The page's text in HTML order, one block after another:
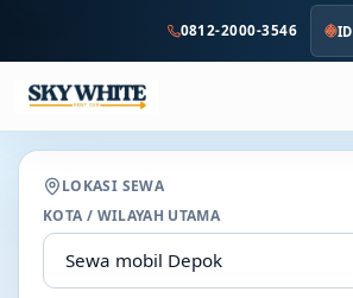
utama
0812-2000-3546 ID
LOKASI SEWA
KOTA / WILAYAH UTAMA